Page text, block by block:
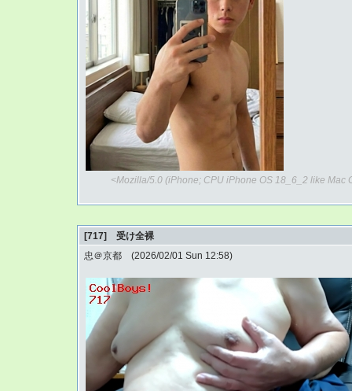
<Mozilla/5.0 (iPhone; CPU iPhone OS 18_6_2 like
[717] 受け全裸
忠＠京都 (2026/02/01 Sun 12:58)